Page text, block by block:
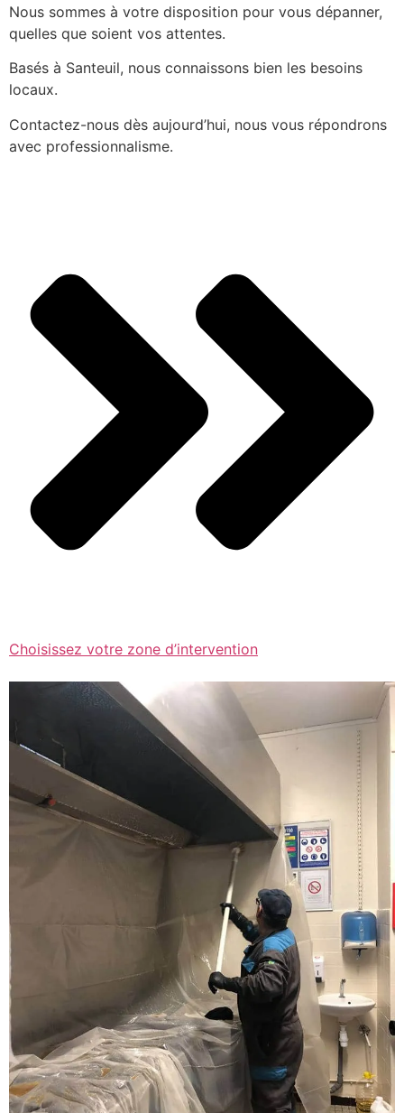
Nous sommes à votre disposition pour vous dépanner,
quelles que soient vos attentes.
Basés à Santeuil, nous connaissons bien les besoins
locaux.
Contactez-nous dès aujourd’hui, nous vous répondrons
avec professionnalisme.
Choisissez votre zone d’intervention